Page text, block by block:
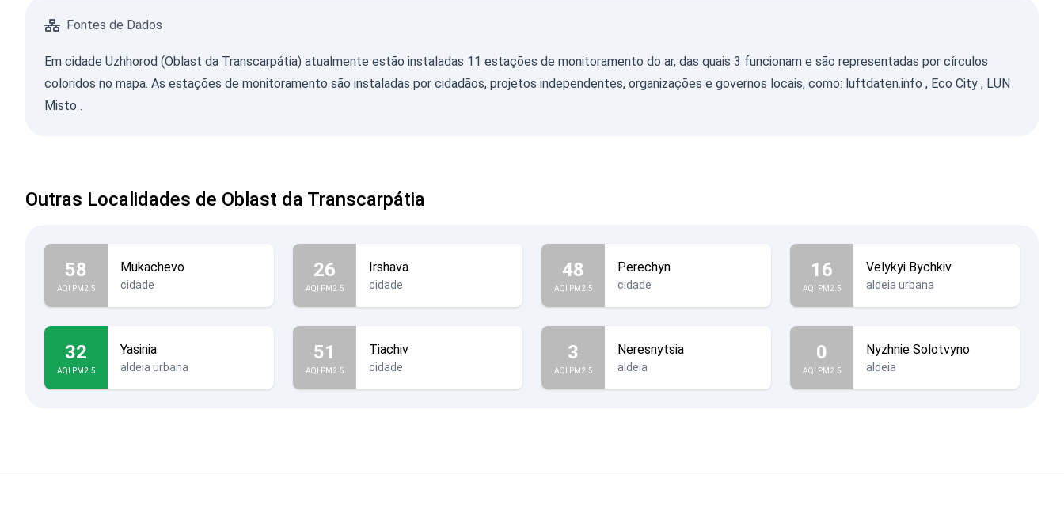
Fontes de Dados
Em cidade Uzhhorod (Oblast da Transcarpátia) atualmente estão instaladas 11 estações de monitoramento do ar, das quais 3 funcionam e são representadas por círculos
coloridos no mapa. As estações de monitoramento são instaladas por cidadãos, projetos independentes, organizações e governos locais, como: luftdaten.info , Eco City , LUN
Misto .
Outras Localidades de Oblast da Transcarpátia
58
AQI PM2.5
Mukachevo
cidade
26
AQI PM2.5
Irshava
cidade
48
AQI PM2.5
Perechyn
cidade
16
AQI PM2.5
Velykyi Bychkiv
aldeia urbana
32
AQI PM2.5
Yasinia
aldeia urbana
51
AQI PM2.5
Tiachiv
cidade
3
AQI PM2.5
Neresnytsia
aldeia
0
AQI PM2.5
Nyzhnie Solotvyno
aldeia